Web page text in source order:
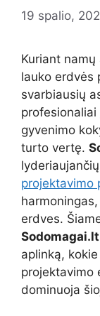
19 spalio,
Kuriant
lauko erdvės
svarbiausių
gyvenimo
turto vertę.
projektavimo
erdves.
Sodomagai.lt
aplinką,
projektavimo
dominuoja